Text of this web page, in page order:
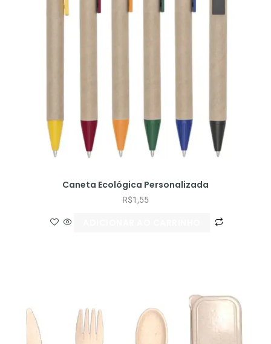
Caneta Ecológica Personalizada
R$1,55